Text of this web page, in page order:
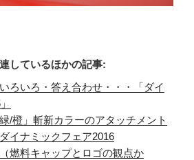
しているほかの記事:
ろいろ・答え合わせ・・・「ダイ
/橙」斬新カラーのアタッチメント
イナミックフェア2016
燃料キャップとロゴの観点か